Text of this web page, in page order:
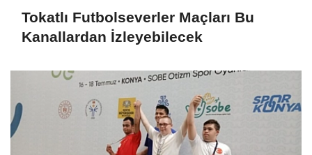
Tokatlı Futbolseverler Maçları Bu
Kanallardan İzleyebilecek